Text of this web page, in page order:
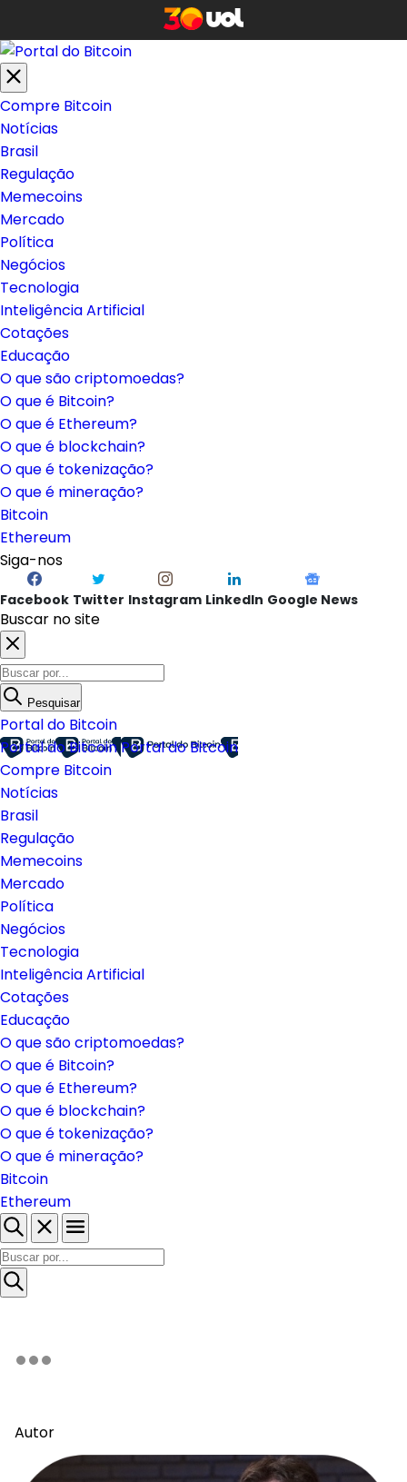
Compre Bitcoin
Notícias
Brasil
Regulação
Memecoins
Mercado
Política
Negócios
Tecnologia
Inteligência Artificial
Cotações
Educação
O que são criptomoedas?
O que é Bitcoin?
O que é Ethereum?
O que é blockchain?
O que é tokenização?
O que é mineração?
Bitcoin
Ethereum
Siga-nos
Facebook Twitter Instagram LinkedIn Google News
Buscar no site
Pesquisar
Portal do Bitcoin
Portal do BitcoinPortal do Bitcoin
Compre Bitcoin
Notícias
Brasil
Regulação
Memecoins
Mercado
Política
Negócios
Tecnologia
Inteligência Artificial
Cotações
Educação
O que são criptomoedas?
O que é Bitcoin?
O que é Ethereum?
O que é blockchain?
O que é tokenização?
O que é mineração?
Bitcoin
Ethereum
Autor